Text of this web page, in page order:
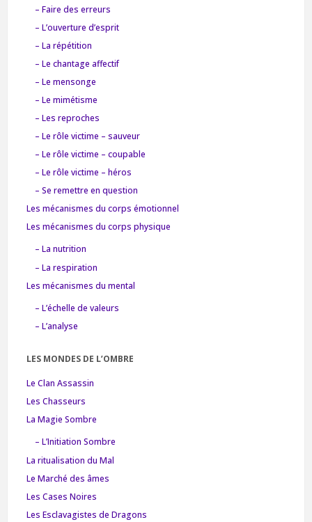
– Faire des erreurs
– L’ouverture d’esprit
– La répétition
– Le chantage affectif
– Le mensonge
– Le mimétisme
– Les reproches
– Le rôle victime – sauveur
– Le rôle victime – coupable
– Le rôle victime – héros
– Se remettre en question
Les mécanismes du corps émotionnel
Les mécanismes du corps physique
– La nutrition
– La respiration
Les mécanismes du mental
– L’échelle de valeurs
– L’analyse
LES MONDES DE L’OMBRE
Le Clan Assassin
Les Chasseurs
La Magie Sombre
– L’Initiation Sombre
La ritualisation du Mal
Le Marché des âmes
Les Cases Noires
Les Esclavagistes de Dragons